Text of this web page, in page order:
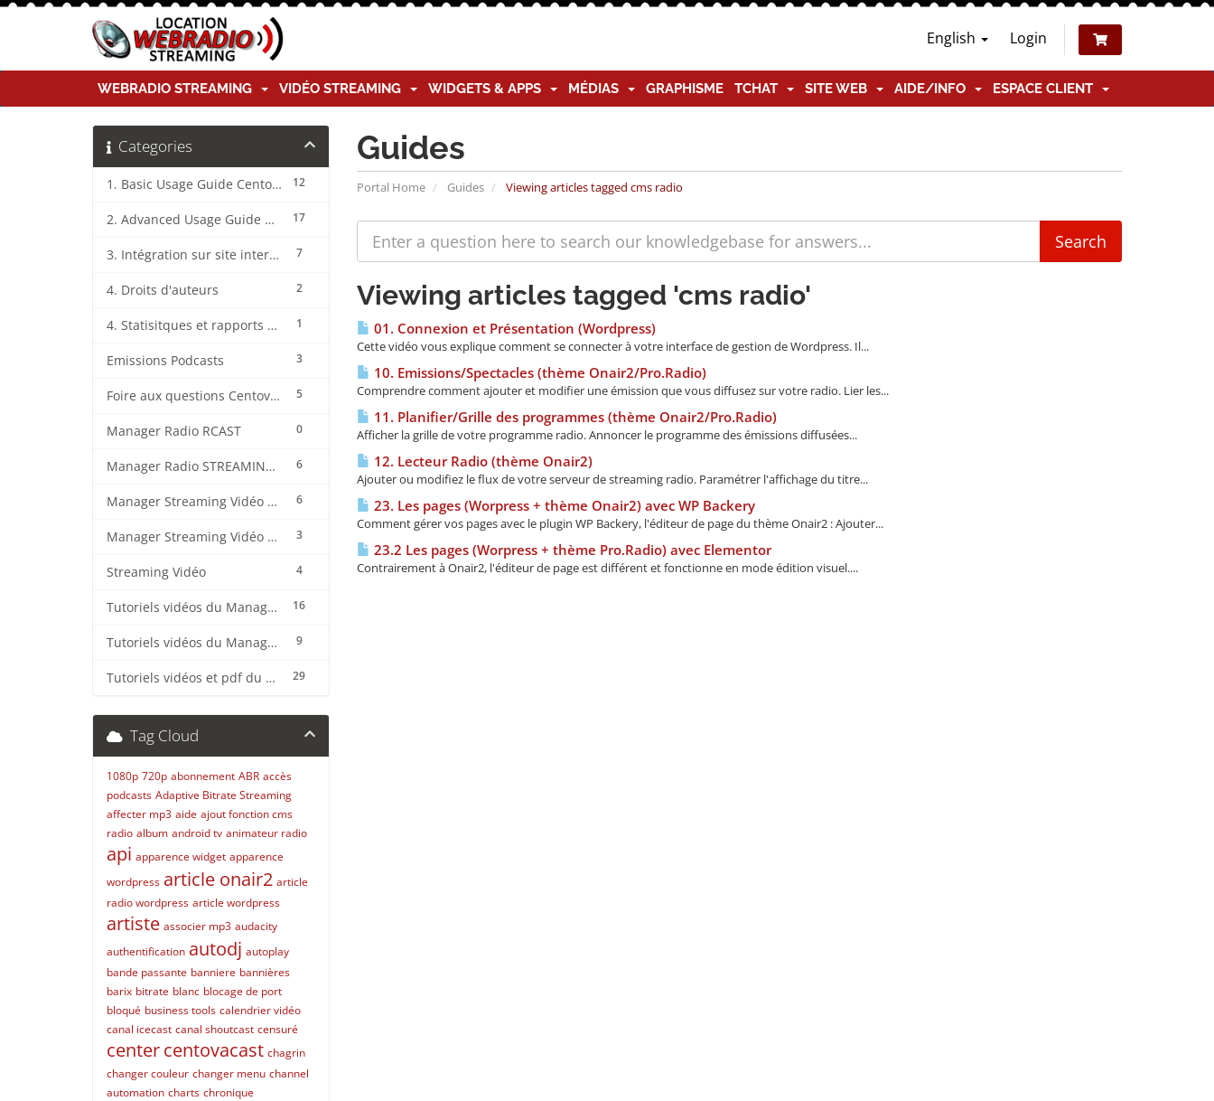
English Login
WEBRADIO STREAMING VIDÉO STREAMING WIDGETS & APPS MÉDIAS GRAPHISME TCHAT SITE WEB AIDE/INFO ESPACE CLIENT
Guides
Portal Home Guides Viewing articles tagged cms radio
Categories
12
1. Basic Usage Guide CentovaCast
17
2. Advanced Usage Guide CentovaCast
7
3. Intégration sur site internet CentovaCast
2
4. Droits d'auteurs
1
4. Statisitques et rapports CentovaCast
3
Emissions Podcasts
5
Foire aux questions CentovaCast
0
Manager Radio RCAST
6
Manager Radio STREAMING CENTER
6
Manager Streaming Vidéo TVMCP
3
Manager Streaming Vidéo VDO
4
Streaming Vidéo
16
Tutoriels vidéos du Manager Radio CentovaCast
9
Tutoriels vidéos du Manager Radio STREAMING CENTER
29
Tutoriels vidéos et pdf du CMS Radio Wordpress + OnAir2/Pro.Radio
Viewing articles tagged 'cms radio'
01. Connexion et Présentation (Wordpress)
Cette vidéo vous explique comment se connecter à votre interface de gestion de Wordpress. Il...
10. Emissions/Spectacles (thème Onair2/Pro.Radio)
Comprendre comment ajouter et modifier une émission que vous diffusez sur votre radio. Lier les...
11. Planifier/Grille des programmes (thème Onair2/Pro.Radio)
Afficher la grille de votre programme radio. Annoncer le programme des émissions diffusées...
12. Lecteur Radio (thème Onair2)
Ajouter ou modifiez le flux de votre serveur de streaming radio. Paramétrer l'affichage du titre...
23. Les pages (Worpress + thème Onair2) avec WP Backery
Comment gérer vos pages avec le plugin WP Backery, l'éditeur de page du thème Onair2 : Ajouter...
23.2 Les pages (Worpress + thème Pro.Radio) avec Elementor
Contrairement à Onair2, l'éditeur de page est différent et fonctionne en mode édition visuel....
Tag Cloud
1080p 720p abonnement ABR accès
podcasts Adaptive Bitrate Streaming
affecter mp3 aide ajout fonction cms
radio album android tv animateur radio
api apparence widget apparence
wordpress article onair2 article
radio wordpress article wordpress
artiste associer mp3 audacity
authentification autodj autoplay
bande passante banniere bannières
barix bitrate blanc blocage de port
bloqué business tools calendrier vidéo
canal icecast canal shoutcast censuré
centercentovacast chagrin
changer couleur changer menu channel
automation charts chronique